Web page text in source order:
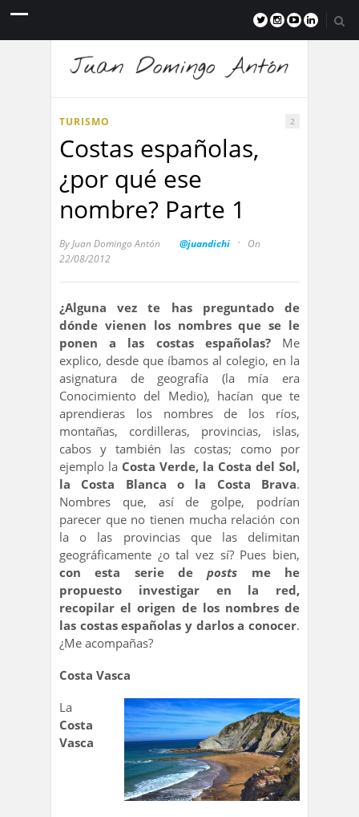
TURISMO 2
Costas españolas,
¿por qué ese
nombre? Parte 1
ByJuan Domingo Antón @juandichi ·
On
22/08/2012
¿Alguna vez te has preguntado de
dónde vienen los nombres que se le
ponen a las costas españolas?Me
explico, desde que íbamos al colegio, en la
asignatura de geografía (la mía era
Conocimiento del Medio), hacían que te
aprendieras los nombres de los ríos,
montañas, cordilleras, provincias, islas,
cabos y también las costas; como por
ejemplo la Costa Verde, la Costa del Sol,
la Costa Blanca o la Costa Brava.
Nombres que, así de golpe, podrían
parecer que no tienen mucha relación con
la o las provincias que las delimitan
geográficamente ¿o tal vez sí? Pues bien,
con esta serie deposts me he
propuesto investigar en la red,
recopilar el origen de los nombres de
las costas españolas y darlos a conocer.
¿Me acompañas?
Costa Vasca
La
Costa
Vasca